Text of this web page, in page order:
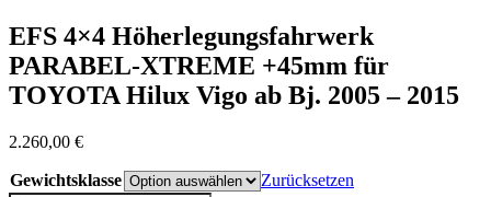
EFS 4×4 Höherlegungsfahrwerk
PARABEL-XTREME +45mm für
TOYOTA Hilux Vigo ab Bj. 2005 – 2015
2.260,00 €
Gewichtsklasse
Zurücksetzen